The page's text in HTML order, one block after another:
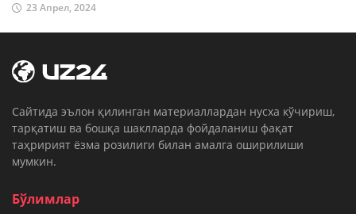
23 Апрел, 2024
Cайтида эълон қилинган материаллардан нусха кўчириш,
тарқатиш ва бошқа шаклларда фойдаланиш фақат
таҳририят ёзма розилиги билан амалга оширилиши
мумкин.
Бўлимлар